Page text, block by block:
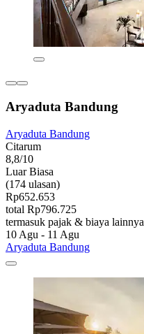
Aryaduta Bandung
Aryaduta Bandung
Citarum
8,8/10
Luar Biasa
(174 ulasan)
Rp652.653
total Rp796.725
termasuk pajak & biaya lainnya
10 Agu - 11 Agu
Aryaduta Bandung